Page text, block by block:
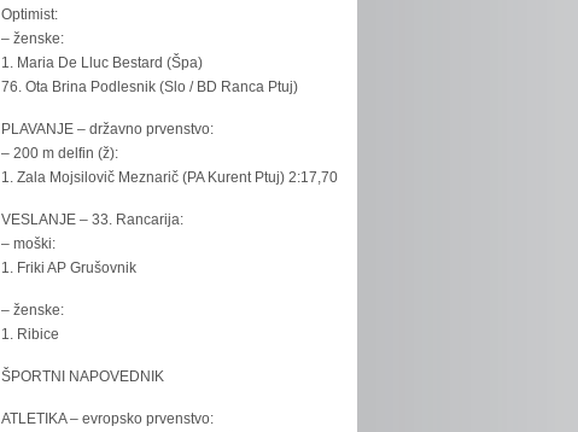
Optimist:
– ženske:
1. Maria De Lluc Bestard (Špa)
76. Ota Brina Podlesnik (Slo / BD Ranca Ptuj)
PLAVANJE – državno prvenstvo:
– 200 m delfin (ž):
1. Zala Mojsilovič Meznarič (PA Kurent Ptuj) 2:17,70
VESLANJE – 33. Rancarija:
– moški:
1. Friki AP Grušovnik
– ženske:
1. Ribice
ŠPORTNI NAPOVEDNIK
ATLETIKA – evropsko prvenstvo: